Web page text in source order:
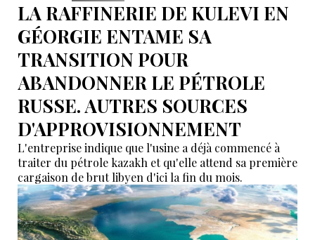
LA RAFFINERIE DE KULEVI EN
GÉORGIE ENTAME SA
TRANSITION POUR
ABANDONNER LE PÉTROLE
RUSSE. AUTRES SOURCES
D'APPROVISIONNEMENT
L'entreprise indique que l'usine a déjà commencé à
traiter du pétrole kazakh et qu'elle attend sa première
cargaison de brut libyen d'ici la fin du mois.